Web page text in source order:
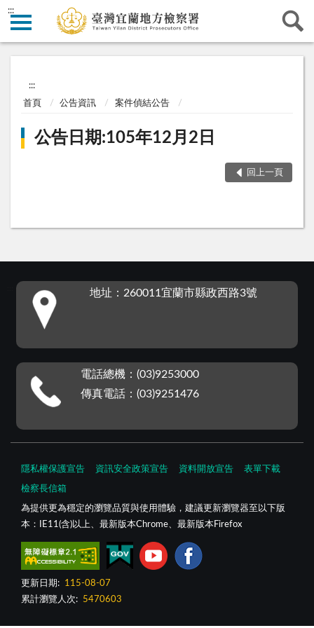
:::
:::
首頁 公告資訊 案件偵結公告
公告日期:105年12月2日
回上一頁
地址：260011宜蘭市縣政西路3號
電話總機：(03)9253000
傳真電話：(03)9251476
隱私權保護宣告 資訊安全政策宣告 資料開放宣告 表單下載
檢察長信箱
為提供更為穩定的瀏覽品質與使用體驗，建議更新瀏覽器至以下版
本：IE11(含)以上、最新版本Chrome、最新版本Firefox
更新日期:
115-08-07
累計瀏覽人次:
5470603